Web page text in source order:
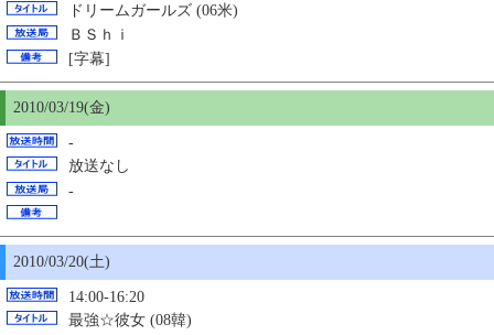
ドリームガールズ (06米)
ＢＳｈｉ
[字幕]
2010/03/19(金)
-
放送なし
-
2010/03/20(土)
14:00-16:20
最強☆彼女 (08韓)